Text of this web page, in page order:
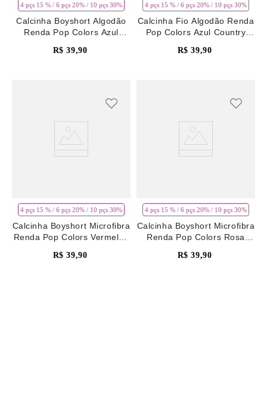
4 pçs 15 % / 6 pçs 20% / 10 pçs 30%
Calcinha Boyshort Algodão
Renda Pop Colors Azul
R$ 39,90
4 pçs 15 % / 6 pçs 20% / 10 pçs 30%
Calcinha Fio Algodão Renda
Pop Colors Azul Country
R$ 39,90
4 pçs 15 % / 6 pçs 20% / 10 pçs 30%
Calcinha Boyshort Microfibra
Renda Pop Colors Vermelho
R$ 39,90
4 pçs 15 % / 6 pçs 20% / 10 pçs 30%
Calcinha Boyshort Microfibra
Renda Pop Colors Rosa
R$ 39,90